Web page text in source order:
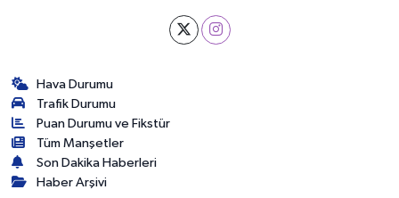
Hava Durumu
Trafik Durumu
Puan Durumu ve Fikstür
Tüm Manşetler
Son Dakika Haberleri
Haber Arşivi